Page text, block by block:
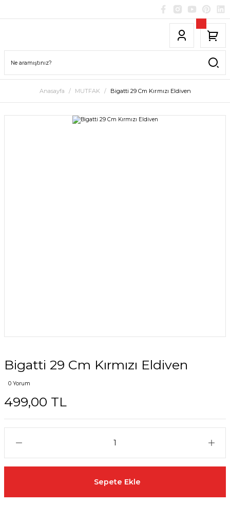
Anasayfa MUTFAK Bigatti 29 Cm Kırmızı Eldiven
Bigatti 29 Cm Kırmızı Eldiven
0 Yorum
499,00 TL
Sepete Ekle